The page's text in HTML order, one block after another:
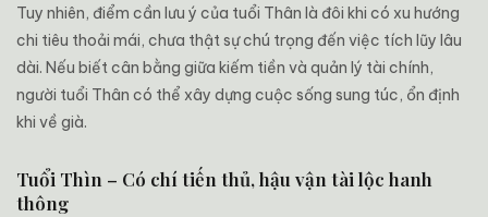
Tuy nhiên, điểm cần lưu ý của tuổi Thân là đôi khi có xu hướng
chi tiêu thoải mái, chưa thật sự chú trọng đến việc tích lũy lâu
dài. Nếu biết cân bằng giữa kiếm tiền và quản lý tài chính,
người tuổi Thân có thể xây dựng cuộc sống sung túc, ổn định
khi về già.
Tuổi Thìn – Có chí tiến thủ, hậu vận tài lộc hanh
thông